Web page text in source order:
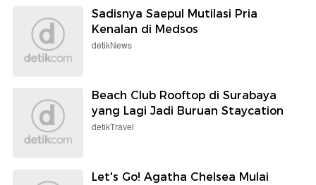
Sadisnya Saepul Mutilasi Pria
Kenalan di Medsos
detikNews
Beach Club Rooftop di Surabaya
yang Lagi Jadi Buruan Staycation
detikTravel
Let's Go! Agatha Chelsea Mulai